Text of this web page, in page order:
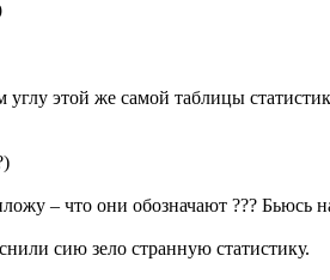
этой же самой таблицы
– что они обозначают ??? Бьюсь
сию зело странную статистику.